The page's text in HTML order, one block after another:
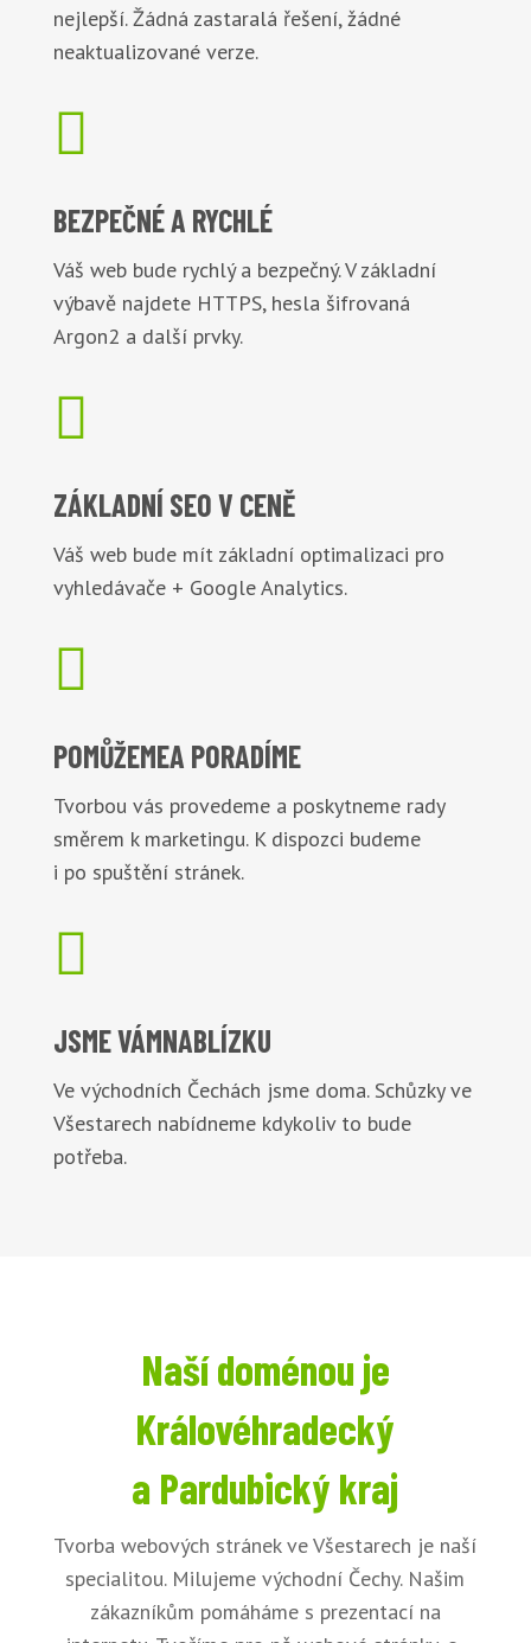
nejlepší. Žádná zastaralá řešení, žádné
neaktualizované verze.

BEZPEČNÉA RYCHLÉ
Váš web bude rychlý a bezpečný. V základní
výbavě najdete HTTPS, hesla šifrovaná
Argon2 a další prvky.

ZÁKLADNÍ SEO V CENĚ
Váš web bude mít základní optimalizaci pro
vyhledávače + Google Analytics.

POMŮŽEMEA PORADÍME
Tvorbou vás provedeme a poskytneme rady
směrem k marketingu. K dispozci budeme
i po spuštění stránek.

JSME VÁMNABLÍZKU
Ve východních Čechách jsme doma. Schůzky ve
Všestarech nabídneme kdykoliv to bude
potřeba.
Naší doménou je
Královéhradecký
a Pardubický kraj
Tvorba webových stránek ve Všestarech je naší
specialitou. Milujeme východní Čechy. Našim
zákazníkům pomáháme s prezentací na